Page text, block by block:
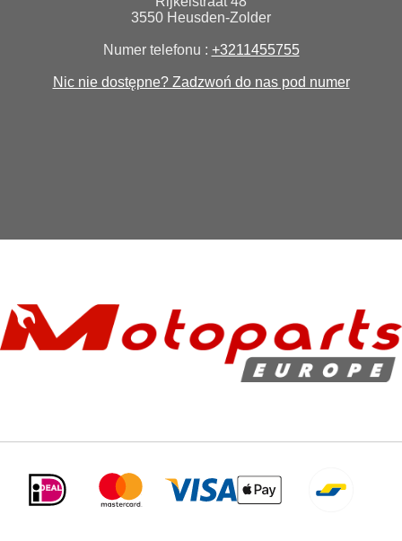
3550 Heusden-Zolder
Numer telefonu : +3211455755
Nic nie dostępne? Zadzwoń do nas pod numer